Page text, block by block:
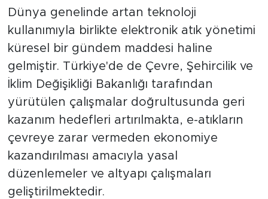
Dünya genelinde artan teknoloji
kullanımıyla birlikte elektronik atık yönetimi
küresel bir gündem maddesi haline
gelmiştir. Türkiye'de de Çevre, Şehircilik ve
İklim Değişikliği Bakanlığı tarafından
yürütülen çalışmalar doğrultusunda geri
kazanım hedefleri artırılmakta, e-atıkların
çevreye zarar vermeden ekonomiye
kazandırılması amacıyla yasal
düzenlemeler ve altyapı çalışmaları
geliştirilmektedir.